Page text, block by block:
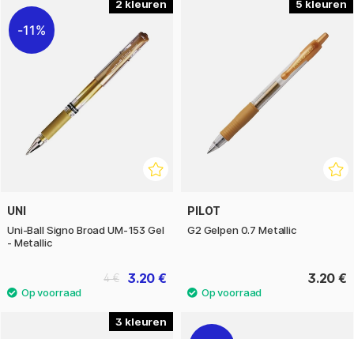
2
11%
UNI
Uni-Ball Signo Broad UM-153 Gel
- Metallic
3.20 €
4 €
5
PILOT
G2 Gelpen 0.7 Metallic
3.20 €
3